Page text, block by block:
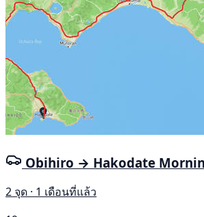
Obihiro → Hakodate
2 จุด · 1 เดือนที่แล้ว